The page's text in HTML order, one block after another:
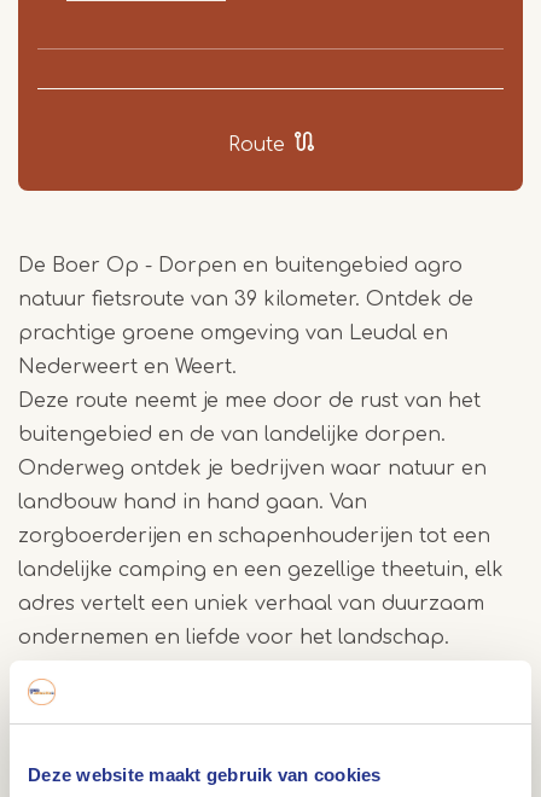
Deze website maakt gebruik van cookies
Route
De Boer Op - Dorpen en buitengebied agro
natuur fietsroute van 39 kilometer. Ontdek de
prachtige groene omgeving van Leudal en
Nederweert en Weert.
Deze route neemt je mee door de rust van het
buitengebied en de van landelijke dorpen.
Onderweg ontdek je bedrijven waar natuur en
landbouw hand in hand gaan. Van
zorgboerderijen en schapenhouderijen tot een
landelijke camping en een gezellige theetuin, elk
adres vertelt een uniek verhaal van duurzaam
ondernemen en liefde voor het landschap.
Een initiatief voor natuur en landbouw